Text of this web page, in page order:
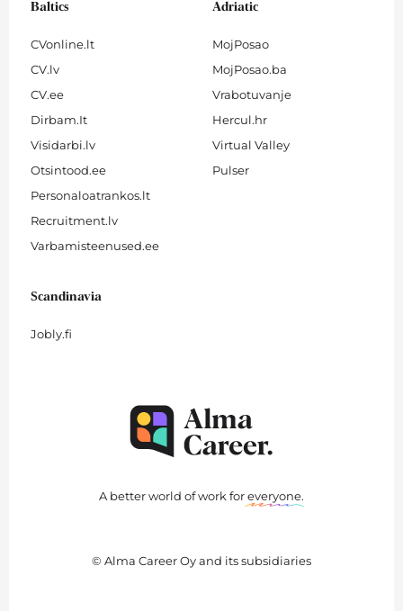
Baltics
CVonline.lt
CV.lv
CV.ee
Dirbam.It
Visidarbi.lv
Otsintood.ee
Personaloatrankos.lt
Recruitment.lv
Varbamisteenused.ee
Adriatic
MojPosao
MojPosao.ba
Vrabotuvanje
Hercul.hr
Virtual Valley
Pulser
Scandinavia
Jobly.fi
A better world of work foreveryone.
© Alma Career Oy and its subsidiaries